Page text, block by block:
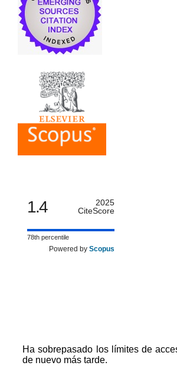
1.4
2025
CiteScore
78th percentile
Powered by Scopus